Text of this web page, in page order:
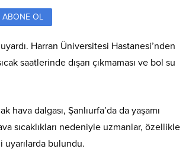
ABONE OL
Harran Üniversitesi Hastanesi’nden
saatlerinde dışarı çıkmaması ve bol su
dalgası, Şanlıurfa’da da yaşamı
sıcaklıkları nedeniyle uzmanlar, özellikle
uyarılarda bulundu.